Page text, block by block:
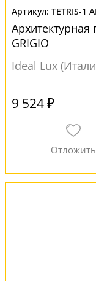
TETRIS-1
Архитектурная
GRIGIO
Ideal Lux
9 524 ₽